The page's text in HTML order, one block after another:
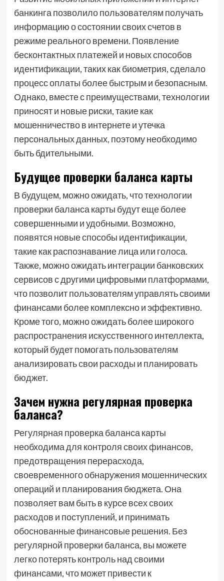
банкинга позволило пользователям получать
информацию о состоянии своих счетов в
режиме реального времени. Появление
бесконтактных платежей и новых способов
идентификации, таких как биометрия, сделало
процесс оплаты более быстрым и безопасным.
Однако, вместе с преимуществами, технологии
приносят и новые риски, такие как
мошенничество в интернете и утечка
персональных данных, поэтому необходимо
быть бдительными.
Будущее проверки баланса карты
В будущем, можно ожидать, что технологии
проверки баланса карты будут еще более
совершенными и удобными. Возможно,
появятся новые способы идентификации,
такие как распознавание лица или голоса.
Также, можно ожидать интеграции банковских
сервисов с другими цифровыми платформами,
что позволит пользователям управлять своими
финансами более комплексно и эффективно.
Кроме того, можно ожидать более широкого
распространения искусственного интеллекта,
который будет помогать пользователям
анализировать свои расходы и планировать
бюджет.
Зачем нужна регулярная проверка
баланса?
Регулярная проверка баланса карты
необходима для контроля своих финансов,
предотвращения перерасхода,
своевременного обнаружения мошеннических
операций и планирования бюджета. Она
позволяет вам быть в курсе всех своих
расходов и поступлений, и принимать
обоснованные финансовые решения. Без
регулярной проверки баланса, вы можете
легко потерять контроль над своими
финансами, что может привести к